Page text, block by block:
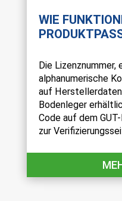
WIE
Die
alphanumerische
auf
Bodenleger
Code auf dem
zur